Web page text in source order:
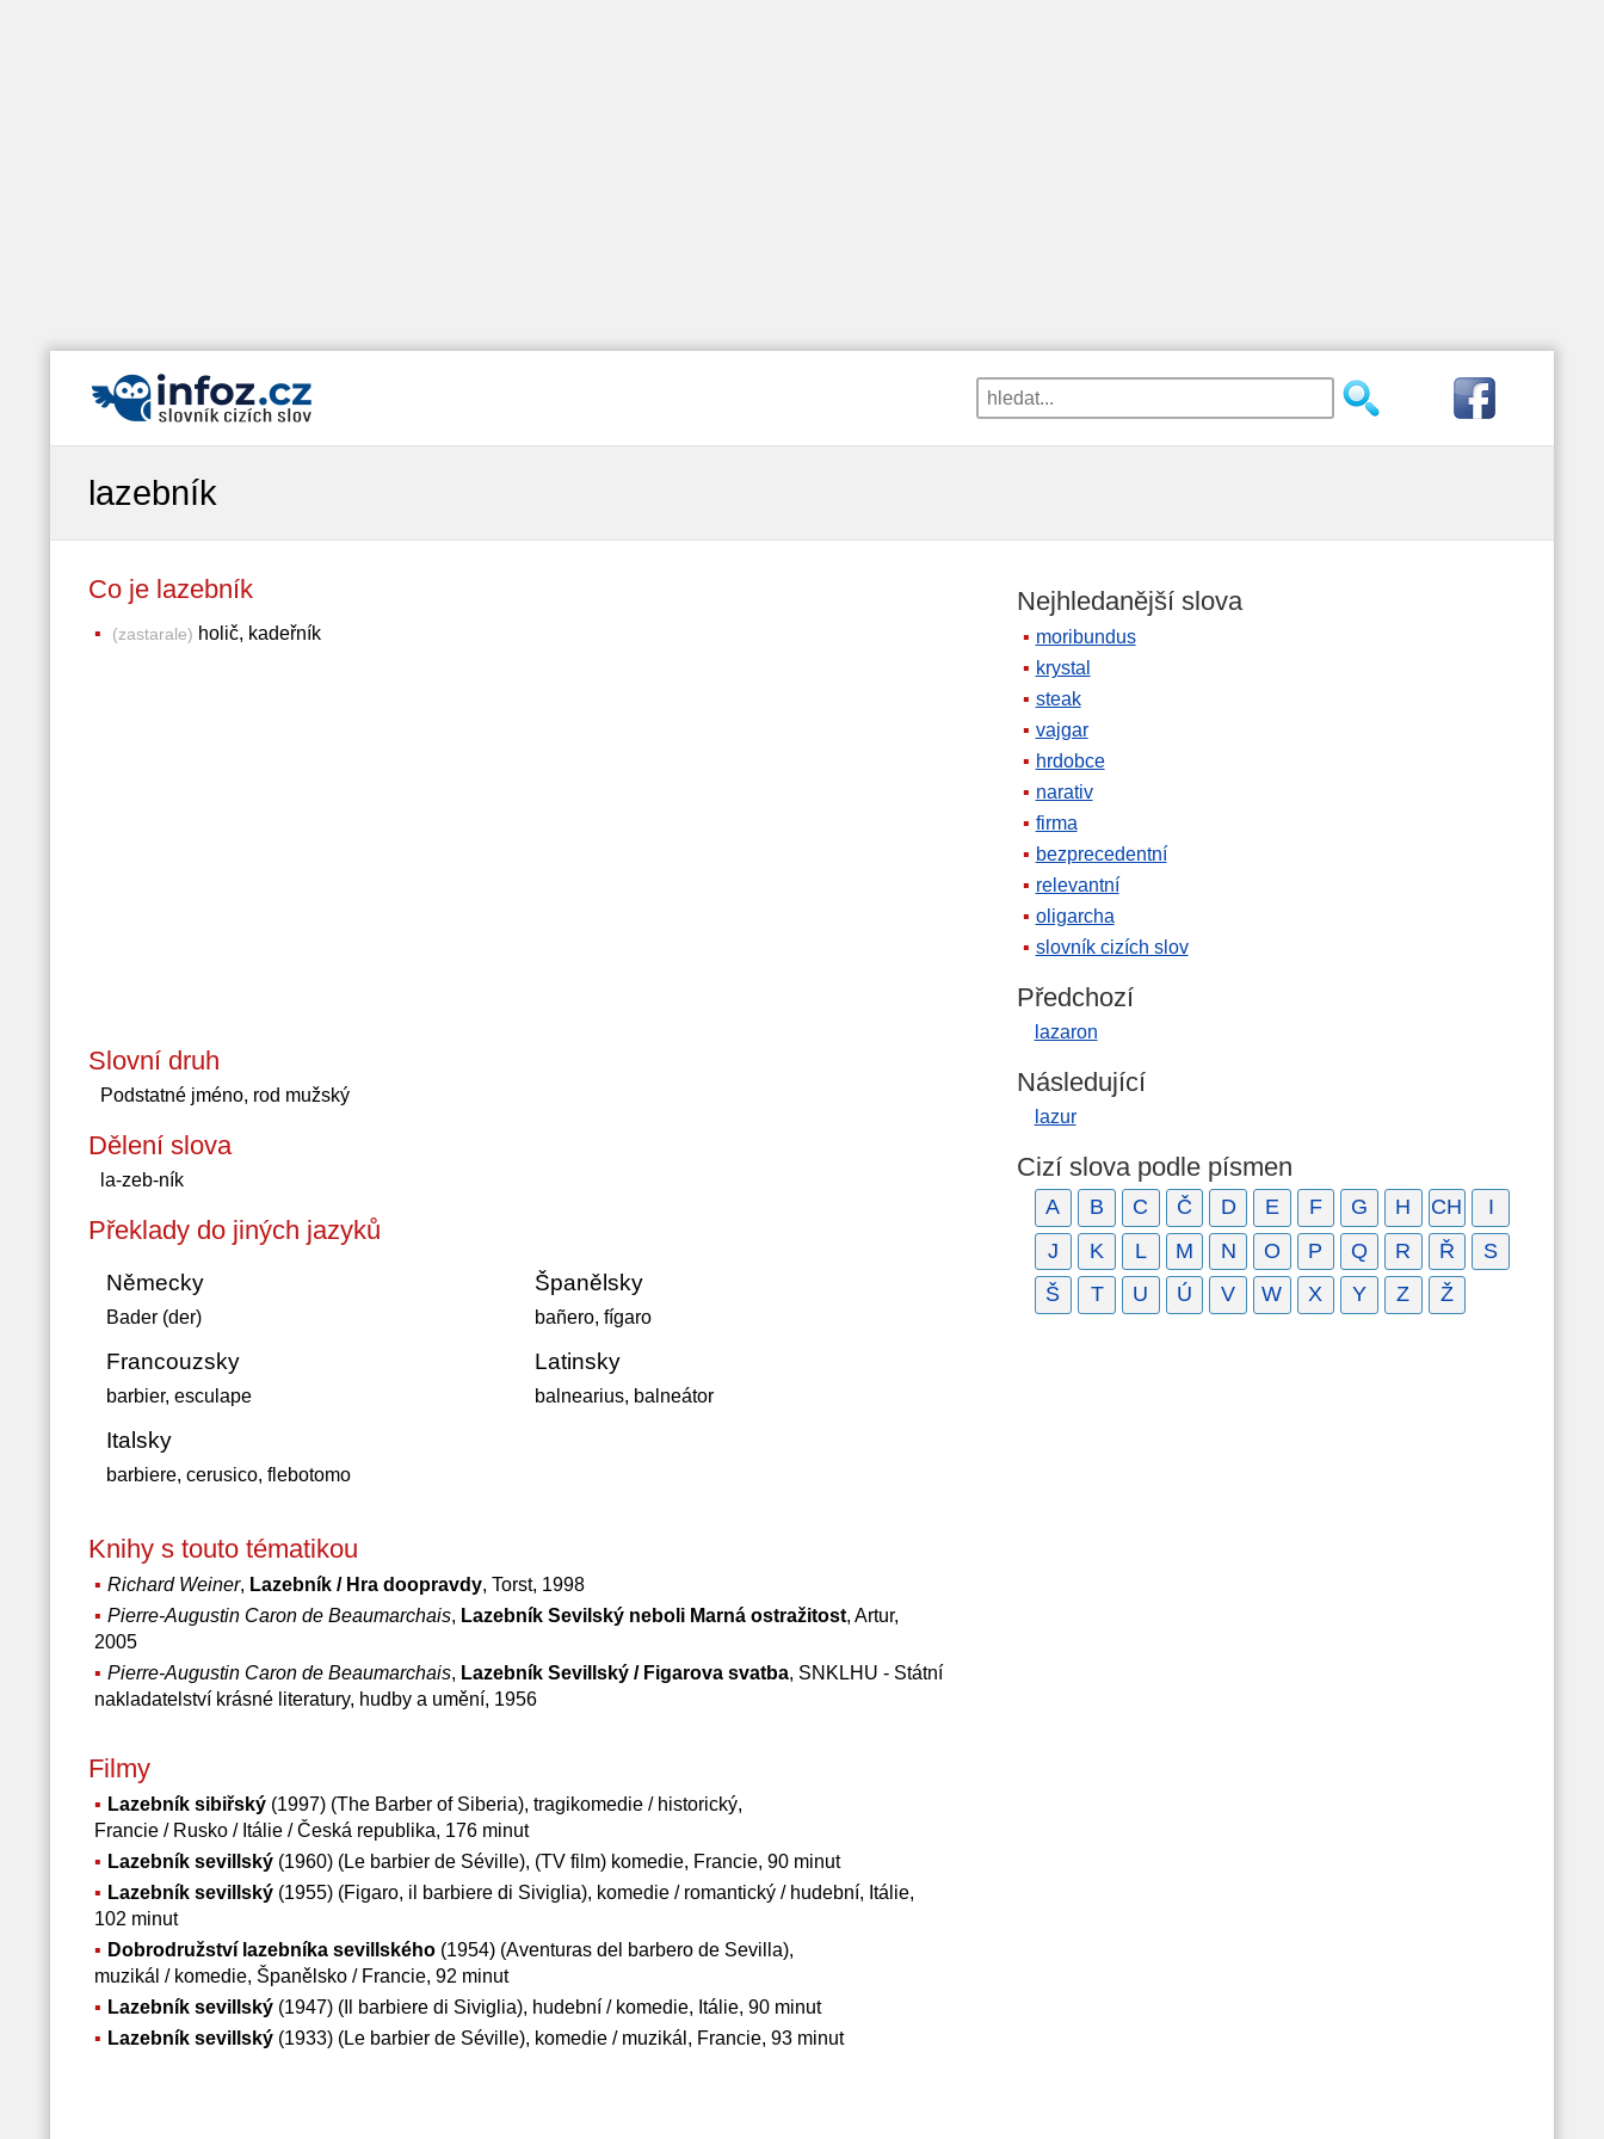
lazebník
Co je lazebník
(zastarale) holič, kadeřník
Slovní druh
Podstatné jméno, rod mužský
Dělení slova
la-zeb-ník
Překlady do jiných jazyků
Německy
Bader (der)
Francouzsky
barbier, esculape
Italsky
barbiere, cerusico, flebotomo
Španělsky
bañero, fígaro
Latinsky
balnearius, balneátor
Knihy s touto tématikou
Richard Weiner, Lazebník / Hra doopravdy, Torst, 1998
Pierre-Augustin Caron de Beaumarchais, Lazebník Sevilský neboli Marná ostražitost, Artur,
2005
Pierre-Augustin Caron de Beaumarchais, Lazebník Sevillský / Figarova svatba, SNKLHU - Státní
nakladatelství krásné literatury, hudby a umění, 1956
Filmy
Lazebník sibiřský(1997) (The Barber of Siberia), tragikomedie / historický,
Francie / Rusko / Itálie / Česká republika, 176 minut
Lazebník sevillský(1960) (Le barbier de Séville), (TV film) komedie, Francie, 90 minut
Lazebník sevillský(1955) (Figaro, il barbiere di Siviglia), komedie / romantický / hudební, Itálie,
102 minut
Dobrodružství lazebníka sevillského(1954) (Aventuras del barbero de Sevilla),
muzikál / komedie, Španělsko / Francie, 92 minut
Lazebník sevillský(1947) (Il barbiere di Siviglia), hudební / komedie, Itálie, 90 minut
Lazebník sevillský(1933) (Le barbier de Séville), komedie / muzikál, Francie, 93 minut
Nejhledanější slova
moribundus
krystal
steak
vajgar
hrdobce
narativ
firma
bezprecedentní
relevantní
oligarcha
slovník cizích slov
Předchozí
lazaron
Následující
lazur
Cizí slova podle písmen
A B C Č D E F G H CH
I
J
K L M N O P Q R Ř
S
Š
T U Ú V W X Y Z Ž